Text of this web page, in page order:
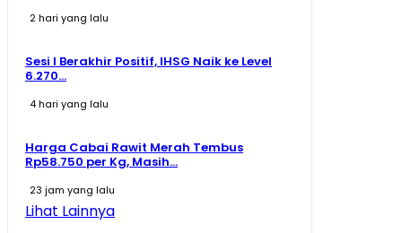
2 hari yang lalu
Sesi I Berakhir Positif, IHSG Naik ke Level
6.270...
4 hari yang lalu
Harga Cabai Rawit Merah Tembus
Rp58.750 per Kg, Masih...
23 jam yang lalu
Lihat Lainnya